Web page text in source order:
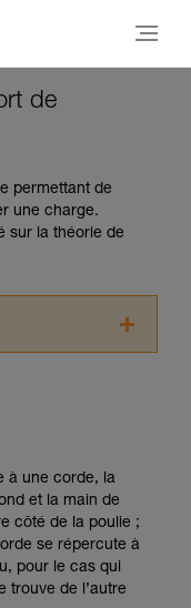
de
permettant de
une charge.
sur la théorie de
les
pour
une
Validez
à refaire
sécurité, avant
à une corde, la
et la main de
côté de la poulie ;
se répercute à
pour le cas qui
trouve de l’autre